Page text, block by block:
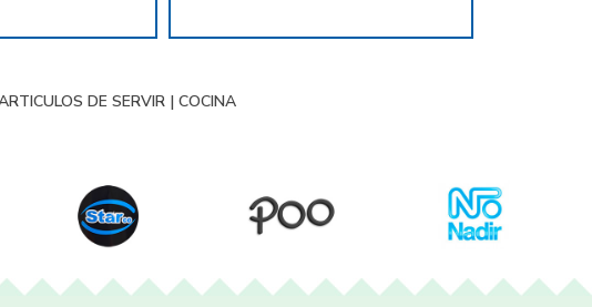
DE SERVIR | COCINA